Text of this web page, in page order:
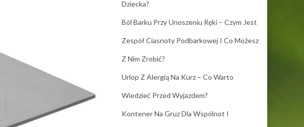
Dziecka?
Ból Barku Przy Unoszeniu Ręki – Czym Jest
Zespół Ciasnoty Podbarkowej I Co Możesz
Z Nim Zrobić?
Urlop Z Alergią Na Kurz – Co Warto
Wiedzieć Przed Wyjazdem?
Kontener Na Gruz Dla Wspólnot I